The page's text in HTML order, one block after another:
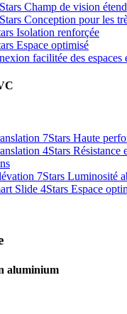
Champ de vision
Conception pour les
Isolation renforçée
Espace optimisé
facilitée des espaces
7Stars Haute
4Stars Résistance
7Stars Luminosité
Slide 4Stars Espace
aluminium